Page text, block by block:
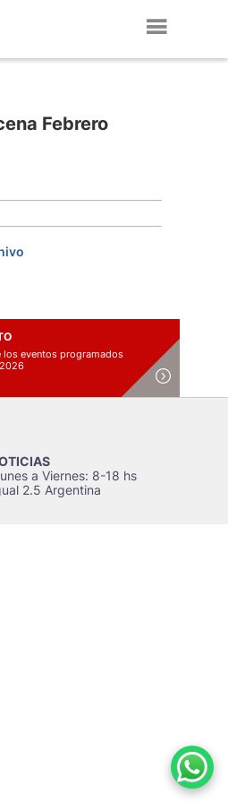
Febrero
los eventos programados
a Viernes: 8-18 hs
2.5 Argentina